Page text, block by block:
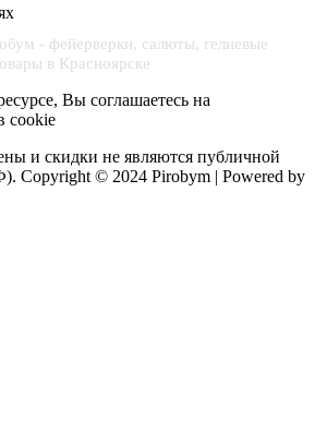
- фейерверки, салюты, гелиевые
в Красноярске
Вы соглашаетесь на
cookie
и скидки не являются публичной
Copyright © 2024 Pirobym | Powered by